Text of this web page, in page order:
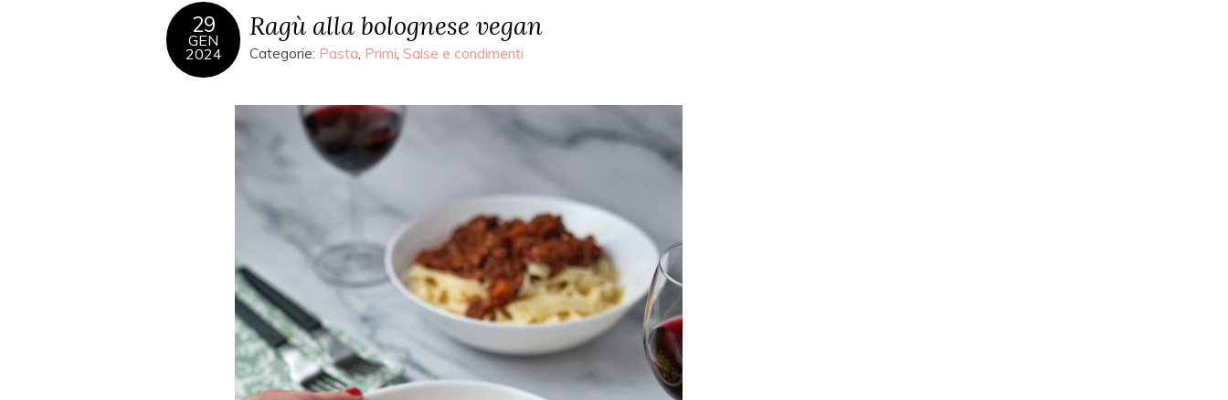
29
GEN
2024
Ragù alla bolognese vegan
Categorie: Pasta, Primi, Salse e condimenti